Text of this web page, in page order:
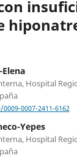
Hospital
0007-2411-6162
Yepes
Hospital